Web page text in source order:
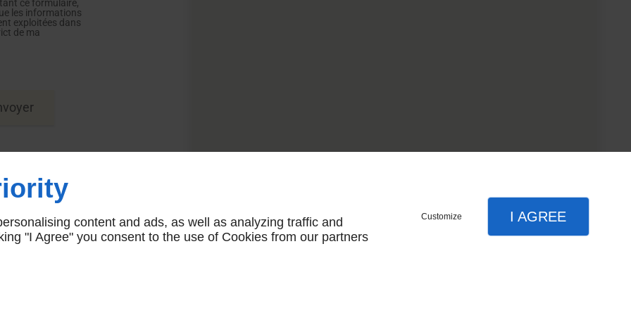
ce formulaire,
les informations
exploitées dans
de ma
de vos données,
Pour connaître et
des données
au démarchage
content and ads, as well as analyzing traffic and
"I Agree" you consent to the use of Cookies from our partners
Customize I AGREE